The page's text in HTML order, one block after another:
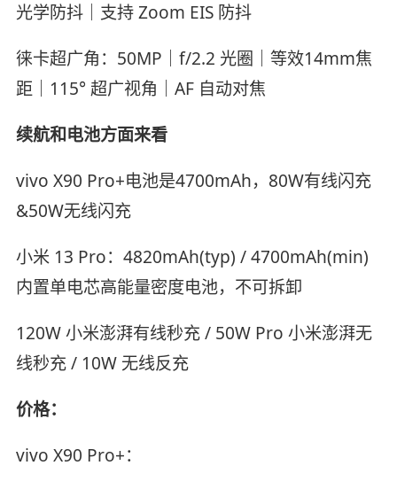
光学防抖｜支持 Zoom EIS 防抖
徕卡超广角：50MP｜f/2.2 光圈｜等效14mm焦
距｜115° 超广视角｜AF 自动对焦
续航和电池方面来看
vivo X90 Pro+电池是4700mAh，80W有线闪充
&50W无线闪充
小米 13 Pro：4820mAh(typ) / 4700mAh(min)
内置单电芯高能量密度电池，不可拆卸
120W 小米澎湃有线秒充 / 50W Pro 小米澎湃无
线秒充 / 10W 无线反充
价格：
vivo X90 Pro+：